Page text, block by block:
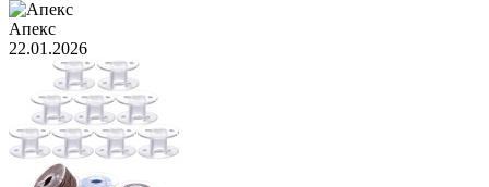
Апекс
22.01.2026